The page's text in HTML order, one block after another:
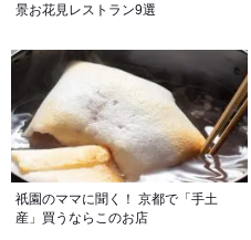
景お花見レストラン9選
祇園のママに聞く！ 京都で「手土
産」買うならこのお店